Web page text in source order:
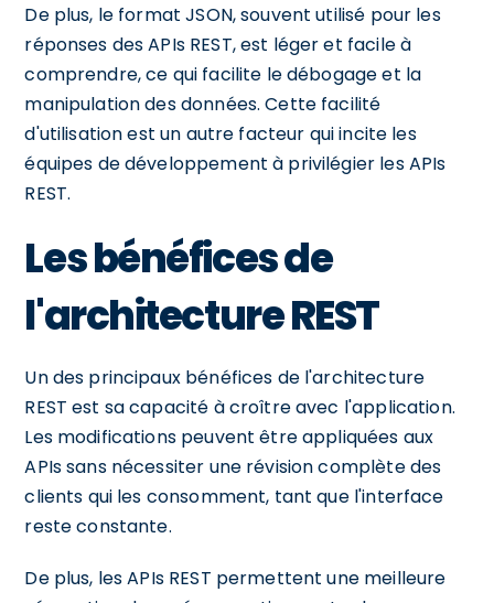
De plus, le format JSON, souvent utilisé pour les
réponses des APIs REST, est léger et facile à
comprendre, ce qui facilite le débogage et la
manipulation des données. Cette facilité
d'utilisation est un autre facteur qui incite les
équipes de développement à privilégier les APIs
REST.
Les bénéfices de
l'architecture REST
Un des principaux bénéfices de l'architecture
REST est sa capacité à croître avec l'application.
Les modifications peuvent être appliquées aux
APIs sans nécessiter une révision complète des
clients qui les consomment, tant que l'interface
reste constante.
De plus, les APIs REST permettent une meilleure